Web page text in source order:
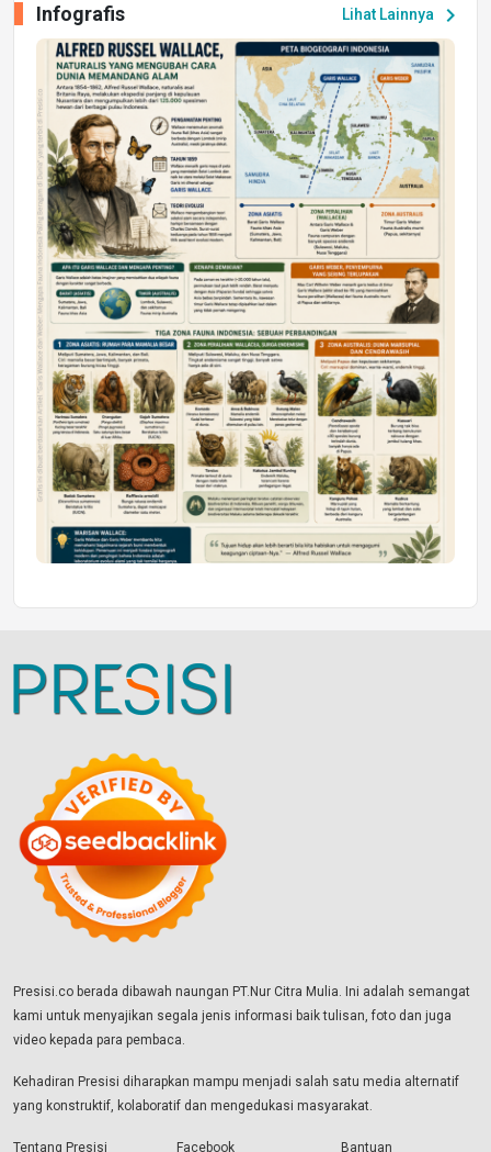
Peluang Kerja dan Magang
Jumat, 17 Jul 2026 22:30
DAERAH
Astra Motor Kalimantan Timur 2 Dukung
Mahasiswa Samarinda dalam Astra
Honda SDGs Future Leaders 2026
Jumat, 10 Jul 2026 19:01
Lihat Lainnya chevron_right
Infografis
Presisi.co berada dibawah naungan PT.Nur Citra Mulia. Ini adalah semangat
kami untuk menyajikan segala jenis informasi baik tulisan, foto dan juga
video kepada para pembaca.
Kehadiran Presisi diharapkan mampu menjadi salah satu media alternatif
yang konstruktif, kolaboratif dan mengedukasi masyarakat.
Tentang Presisi Facebook Bantuan